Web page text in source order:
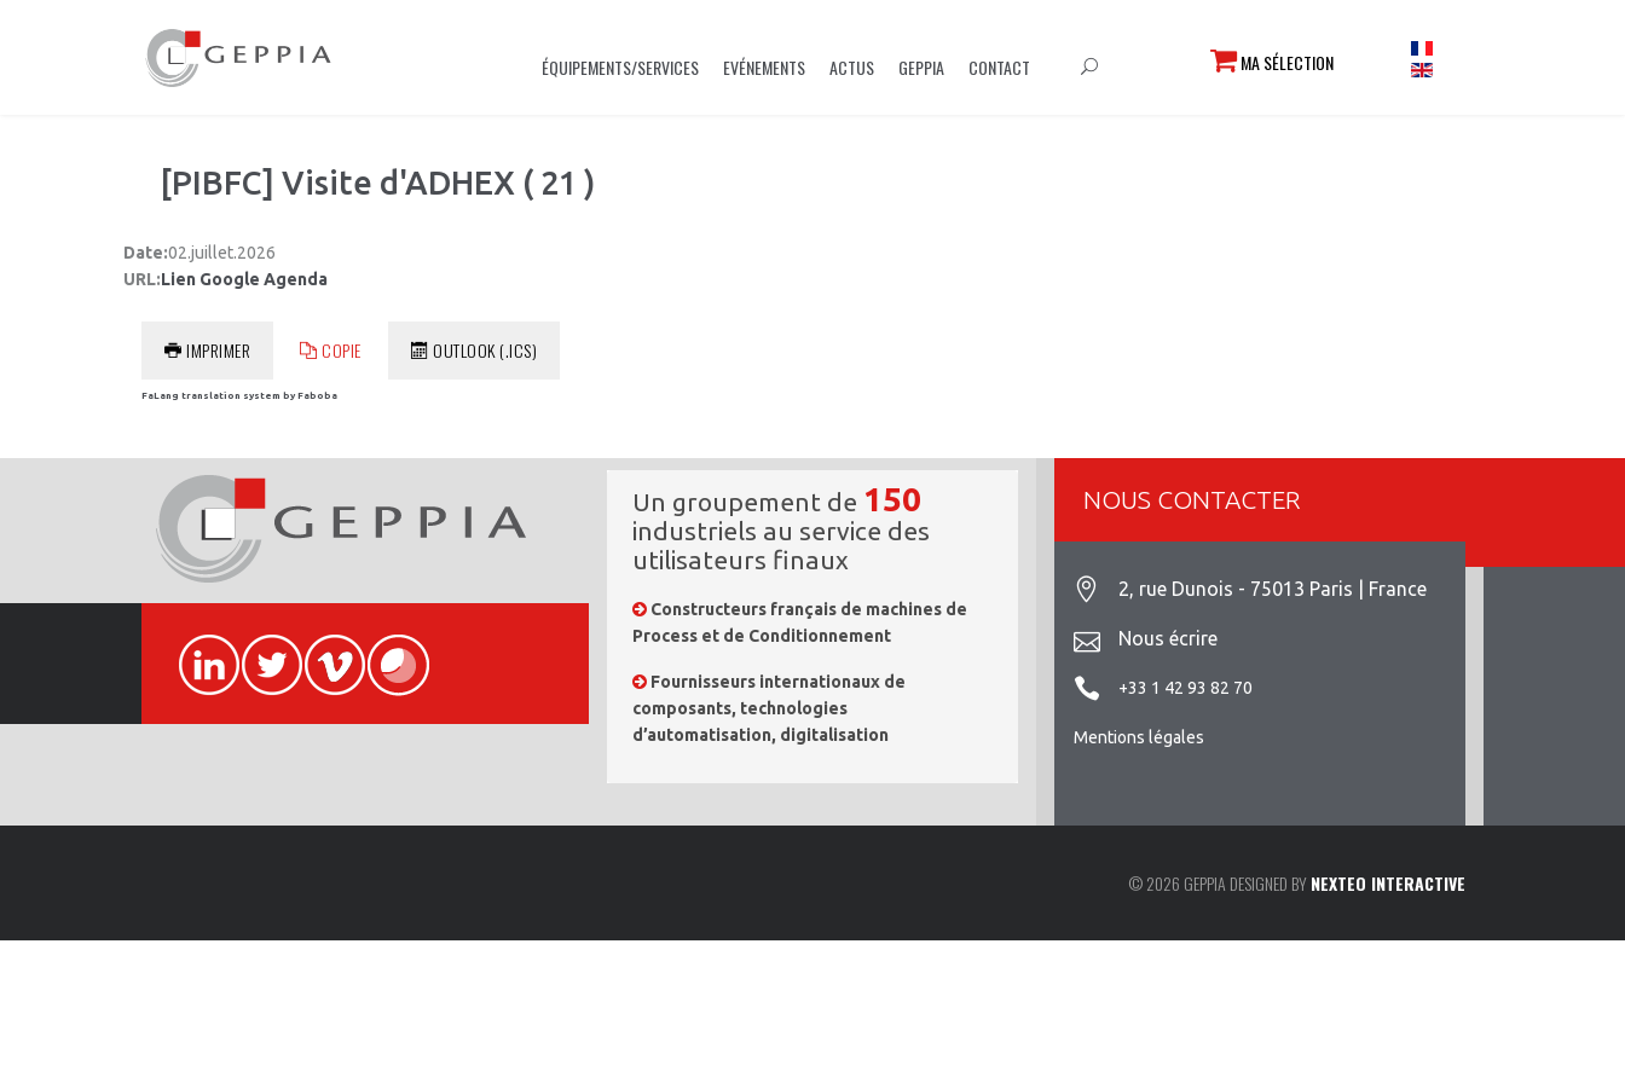
ÉQUIPEMENTS/SERVICES EVÉNEMENTS ACTUS GEPPIA CONTACT MA SÉLECTION
[PIBFC] Visite d'ADHEX ( 21 )
Date:02.juillet.2026
URL:Lien Google Agenda
IMPRIMER COPIE OUTLOOK (.ICS)
FaLang translation system by Faboba
Un groupement de 150
industriels au service des
utilisateurs finaux
Constructeurs français de machines de
Process et de Conditionnement
Fournisseurs internationaux de
composants, technologies
d’automatisation, digitalisation
NOUS CONTACTER
2, rue Dunois - 75013 Paris | France
Nous écrire
+33 1 42 93 82 70
Mentions légales
© 2026 GEPPIA DESIGNED BYNEXTEO INTERACTIVE